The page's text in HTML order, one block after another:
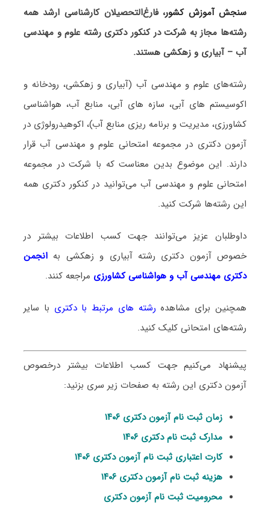
سنجش آموزش کشور، فارغ‌التحصیلان کارشناسی ارشد همه
رشته‌ها مجاز به شرکت در کنکور دکتری رشته علوم و مهندسی
آب – آبیاری و زهکشی هستند.
رشته‌های علوم و مهندسی آب (آبیاری و زهکشی، رودخانه و
اکوسیستم های آبی، سازه‌ های آبی، منابع آب، هواشناسی
کشاورزی، مدیریت و برنامه ریزی منابع آب)، اکوهیدرولوژی در
آزمون دکتری در مجموعه امتحانی علوم و مهندسی آب قرار
دارند. این موضوع بدین معناست که با شرکت در مجموعه
امتحانی علوم و مهندسی آب می‌توانید در کنکور دکتری همه
این رشته‌ها شرکت کنید.
داوطلبان عزیز می‌توانند جهت کسب اطلاعات بیشتر در
خصوص آزمون دکتری رشته آبیاری و زهکشی بهانجمن
دکتری مهندسی آب و هواشناسی کشاورزی مراجعه کنند.
همچنین برای مشاهده رشته های مرتبط با دکتری با سایر
رشته‌های امتحانی کلیک کنید.
پیشنهاد می‌کنیم جهت کسب اطلاعات بیشتر درخصوص
آزمون دکتری این رشته به صفحات زیر سری بزنید:
زمان ثبت نام آزمون دکتری ۱۴۰۶
مدارک ثبت نام دکتری ۱۴۰۶
کارت اعتباری ثبت نام آزمون دکتری ۱۴۰۶
هزینه ثبت نام آزمون دکتری ۱۴۰۶
محرومیت ثبت نام آزمون دکتری